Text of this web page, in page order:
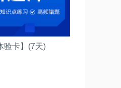
验卡】(7天)